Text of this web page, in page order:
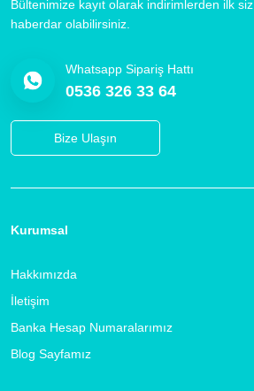
Bültenimize kayıt olarak indirimlerden ilk siz
haberdar olabilirsiniz.
Whatsapp Sipariş Hattı
0536 326 33 64
Bize Ulaşın
Kurumsal
Hakkımızda
İletişim
Banka Hesap Numaralarımız
Blog Sayfamız